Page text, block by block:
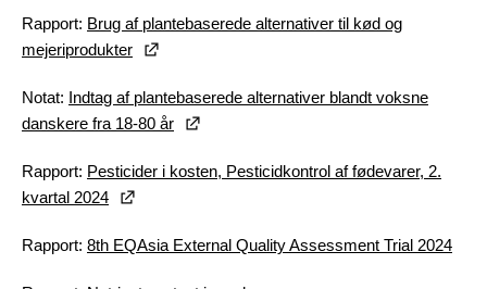
Rapport: Brug af plantebaserede alternativer til kød og
mejeriprodukter
Notat: Indtag af plantebaserede alternativer blandt voksne
danskere fra 18-80 år
Rapport: Pesticider i kosten, Pesticidkontrol af fødevarer, 2.
kvartal 2024
Rapport: 8th EQAsia External Quality Assessment Trial 2024